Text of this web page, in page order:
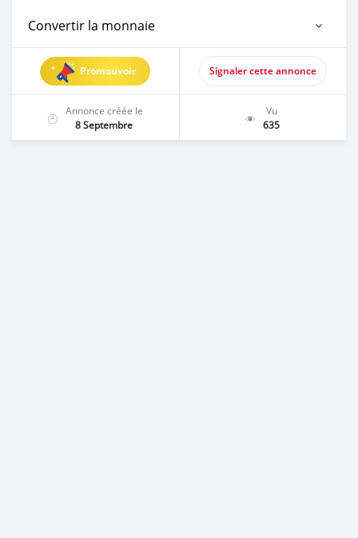
Convertir la monnaie
Promouvoir Signaler cette annonce
Annonce créée le
8 Septembre
Vu
635